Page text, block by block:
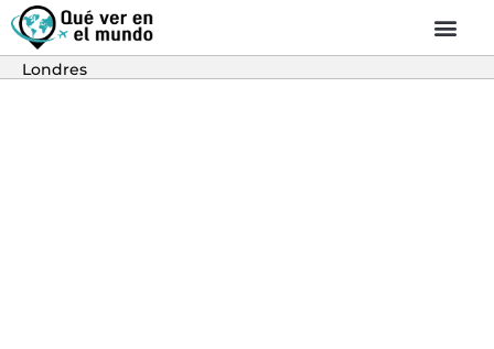
Londres